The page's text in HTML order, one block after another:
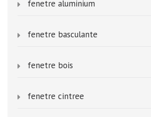
fenetre aluminium
fenetre basculante
fenetre bois
fenetre cintree